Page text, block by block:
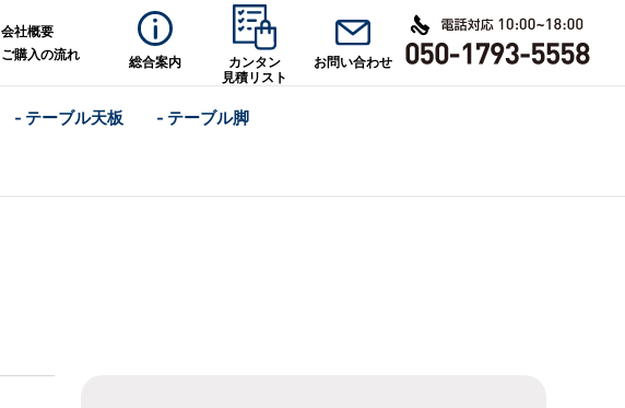
会社概要
ご購入の流れ
総合案内
カンタン
見積リスト
お問い合わせ
- テーブル天板 - テーブル脚